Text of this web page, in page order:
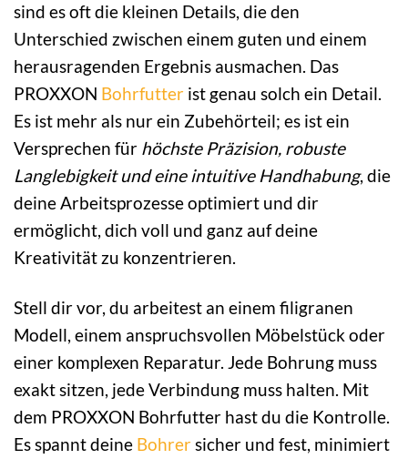
sind es oft die kleinen Details, die den
Unterschied zwischen einem guten und einem
herausragenden Ergebnis ausmachen. Das
PROXXON Bohrfutter ist genau solch ein Detail.
Es ist mehr als nur ein Zubehörteil; es ist ein
Versprechen für höchste Präzision, robuste
Langlebigkeit und eine intuitive Handhabung, die
deine Arbeitsprozesse optimiert und dir
ermöglicht, dich voll und ganz auf deine
Kreativität zu konzentrieren.
Stell dir vor, du arbeitest an einem filigranen
Modell, einem anspruchsvollen Möbelstück oder
einer komplexen Reparatur. Jede Bohrung muss
exakt sitzen, jede Verbindung muss halten. Mit
dem PROXXON Bohrfutter hast du die Kontrolle.
Es spannt deine Bohrersicher und fest, minimiert